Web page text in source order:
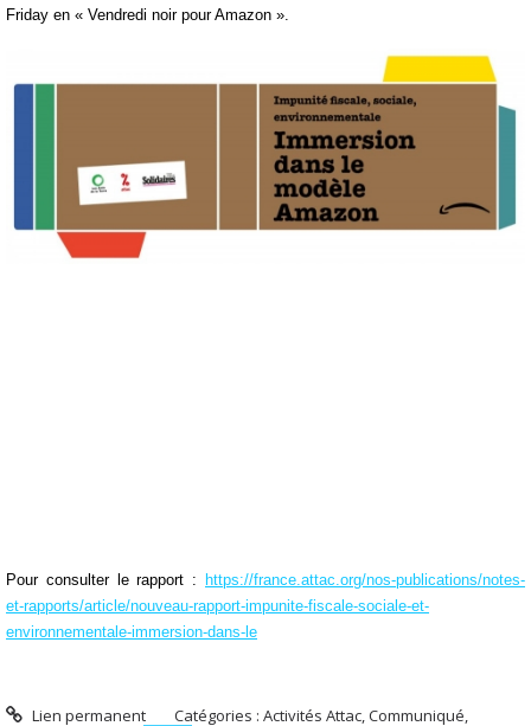
Friday en « Vendredi noir pour Amazon ».
Pour consulter le rapport : https://france.attac.org/nos-publications/notes-
et-rapports/article/nouveau-rapport-impunite-fiscale-sociale-et-
environnementale-immersion-dans-le
Lien permanent Catégories :Activités Attac,Communiqué,